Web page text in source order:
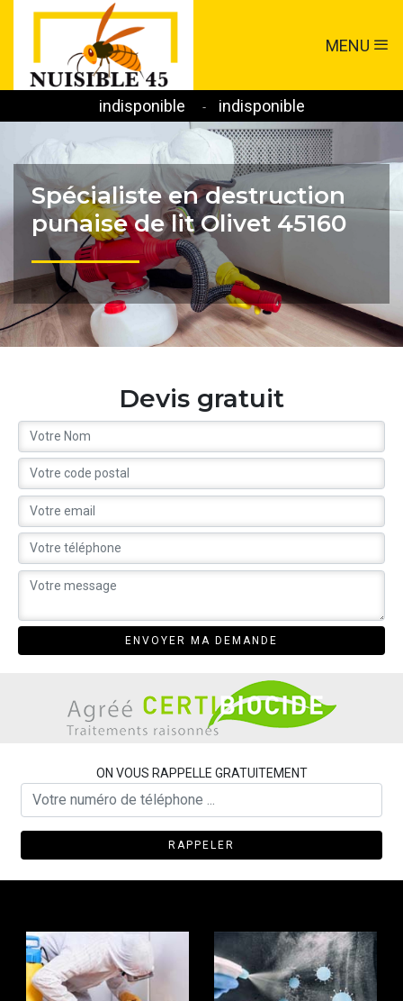
MENU
indisponible - indisponible
Spécialiste en destruction
punaise de lit Olivet 45160
Devis gratuit
ON VOUS RAPPELLE GRATUITEMENT